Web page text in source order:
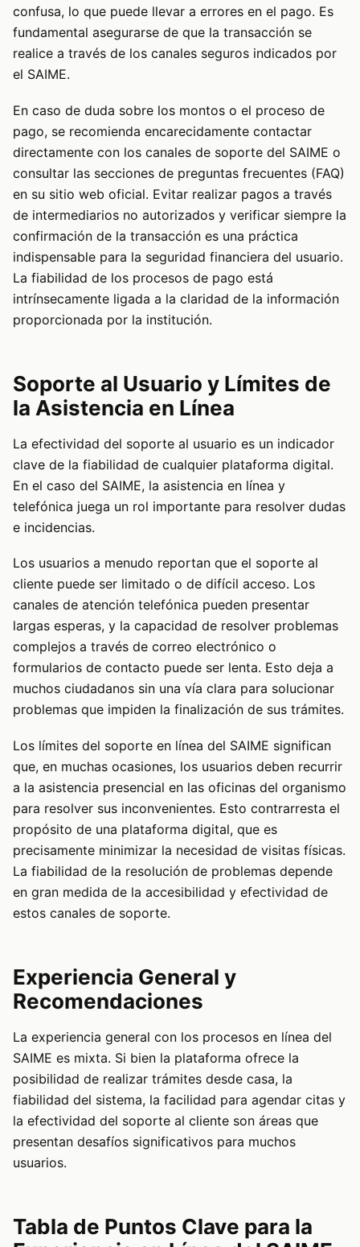
confusa, lo que puede llevar a errores en el pago. Es
fundamental asegurarse de que la transacción se
realice a través de los canales seguros indicados por
el SAIME.
En caso de duda sobre los montos o el proceso de
pago, se recomienda encarecidamente contactar
directamente con los canales de soporte del SAIME o
consultar las secciones de preguntas frecuentes (FAQ)
en su sitio web oficial. Evitar realizar pagos a través
de intermediarios no autorizados y verificar siempre la
confirmación de la transacción es una práctica
indispensable para la seguridad financiera del usuario.
La fiabilidad de los procesos de pago está
intrínsecamente ligada a la claridad de la información
proporcionada por la institución.
Soporte al Usuario y Límites de
la Asistencia en Línea
La efectividad del soporte al usuario es un indicador
clave de la fiabilidad de cualquier plataforma digital.
En el caso del SAIME, la asistencia en línea y
telefónica juega un rol importante para resolver dudas
e incidencias.
Los usuarios a menudo reportan que el soporte al
cliente puede ser limitado o de difícil acceso. Los
canales de atención telefónica pueden presentar
largas esperas, y la capacidad de resolver problemas
complejos a través de correo electrónico o
formularios de contacto puede ser lenta. Esto deja a
muchos ciudadanos sin una vía clara para solucionar
problemas que impiden la finalización de sus trámites.
Los límites del soporte en línea del SAIME significan
que, en muchas ocasiones, los usuarios deben recurrir
a la asistencia presencial en las oficinas del organismo
para resolver sus inconvenientes. Esto contrarresta el
propósito de una plataforma digital, que es
precisamente minimizar la necesidad de visitas físicas.
La fiabilidad de la resolución de problemas depende
en gran medida de la accesibilidad y efectividad de
estos canales de soporte.
Experiencia General y
Recomendaciones
La experiencia general con los procesos en línea del
SAIME es mixta. Si bien la plataforma ofrece la
posibilidad de realizar trámites desde casa, la
fiabilidad del sistema, la facilidad para agendar citas y
la efectividad del soporte al cliente son áreas que
presentan desafíos significativos para muchos
usuarios.
Tabla de Puntos Clave para la